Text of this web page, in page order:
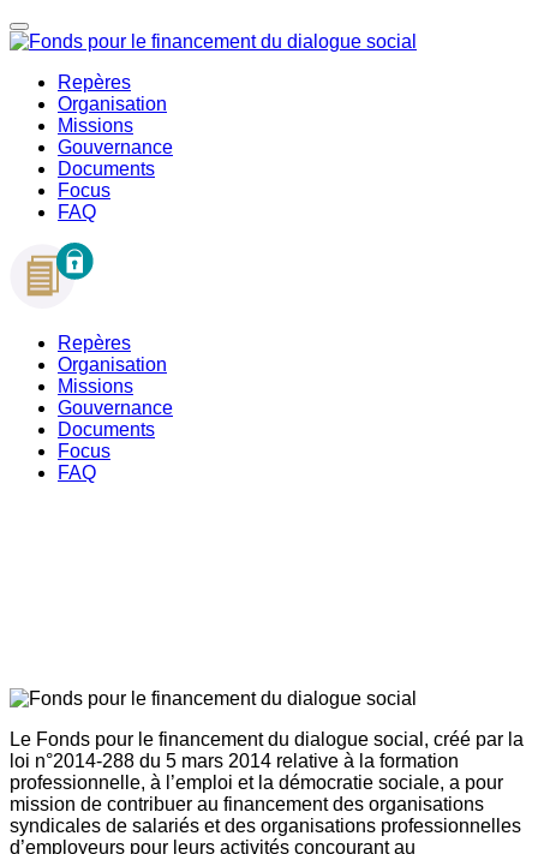
Repères
Organisation
Missions
Gouvernance
Documents
Focus
FAQ
Repères
Organisation
Missions
Gouvernance
Documents
Focus
FAQ
Le Fonds pour le financement du dialogue social, créé par la
loi n°2014-288 du 5 mars 2014 relative à la formation
professionnelle, à l’emploi et la démocratie sociale, a pour
mission de contribuer au financement des organisations
syndicales de salariés et des organisations professionnelles
d’employeurs pour leurs activités concourant au